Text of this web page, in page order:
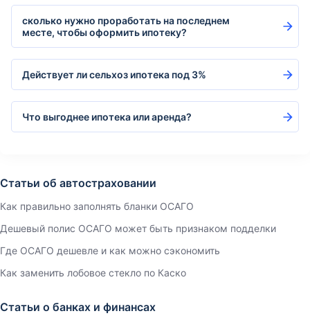
сколько нужно проработать на последнем
месте, чтобы оформить ипотеку?
Действует ли сельхоз ипотека под 3%
Что выгоднее ипотека или аренда?
Статьи об автостраховании
Как правильно заполнять бланки ОСАГО
Дешевый полис ОСАГО может быть признаком подделки
Где ОСАГО дешевле и как можно сэкономить
Как заменить лобовое стекло по Каско
Статьи о банках и финансах